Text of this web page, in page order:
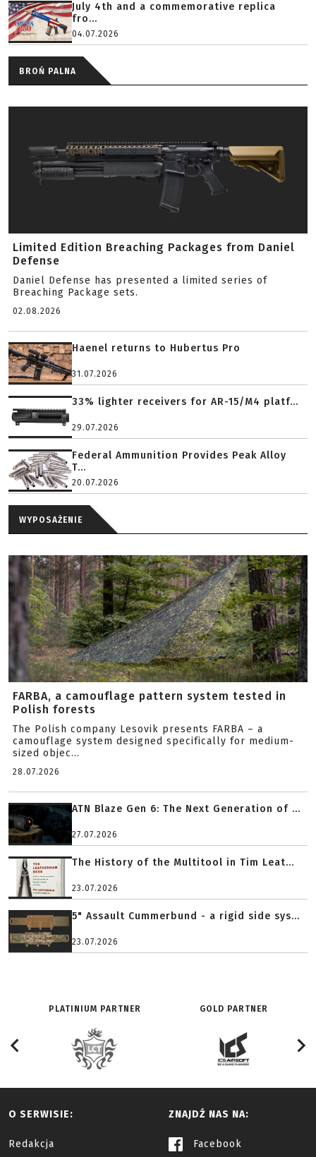
July 4th and a commemorative replica
fro...
04.07.2026
BROŃ PALNA
Limited Edition Breaching Packages from Daniel
Defense
Daniel Defense has presented a limited series of
Breaching Package sets.
02.08.2026
Haenel returns to Hubertus Pro
31.07.2026
33% lighter receivers for AR-15/M4 platf...
29.07.2026
Federal Ammunition Provides Peak Alloy
T...
20.07.2026
WYPOSAŻENIE
FARBA, a camouflage pattern system tested in
Polish forests
The Polish company Lesovik presents FARBA – a
camouflage system designed specifically for medium-
sized objec...
28.07.2026
ATN Blaze Gen 6: The Next Generation of ...
27.07.2026
The History of the Multitool in Tim Leat...
23.07.2026
5" Assault Cummerbund - a rigid side sys...
23.07.2026
PLATINIUM PARTNER GOLD PARTNER
O SERWISIE:
Redakcja
ZNAJDŹ NAS NA:
Facebook